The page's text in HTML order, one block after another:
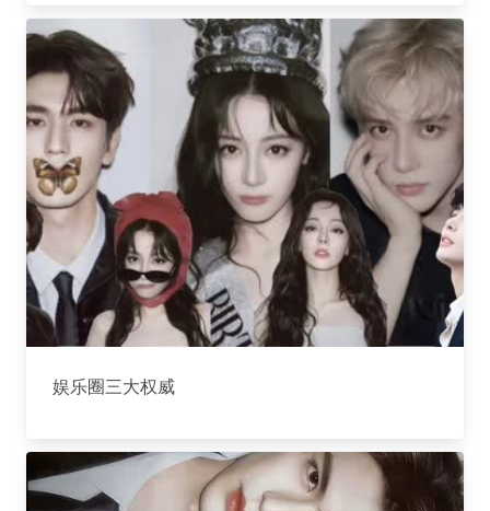
娱乐圈三大权威